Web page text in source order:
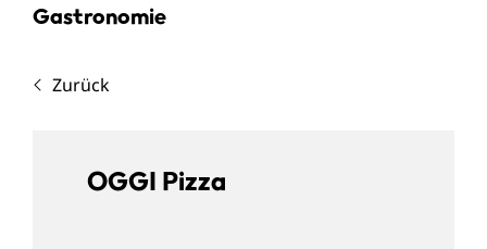
Gastronomie
Zurück
OGGI Pizza